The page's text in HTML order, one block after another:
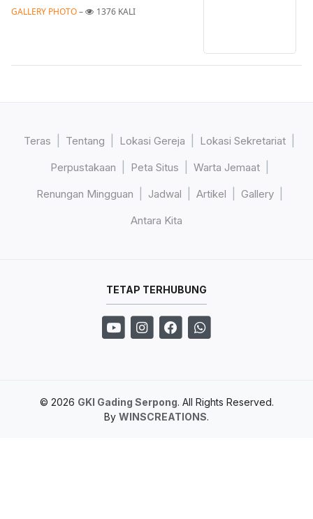
GALLERY PHOTO – 1376 KALI
Teras Tentang Lokasi Gereja
Lokasi Sekretariat
Perpustakaan
Peta Situs
Warta Jemaat
Renungan Mingguan
Jadwal Artikel
Gallery
Antara Kita
TETAP TERHUBUNG
© 2026 GKI Gading Serpong. All Rights Reserved.
By WINSCREATIONS.